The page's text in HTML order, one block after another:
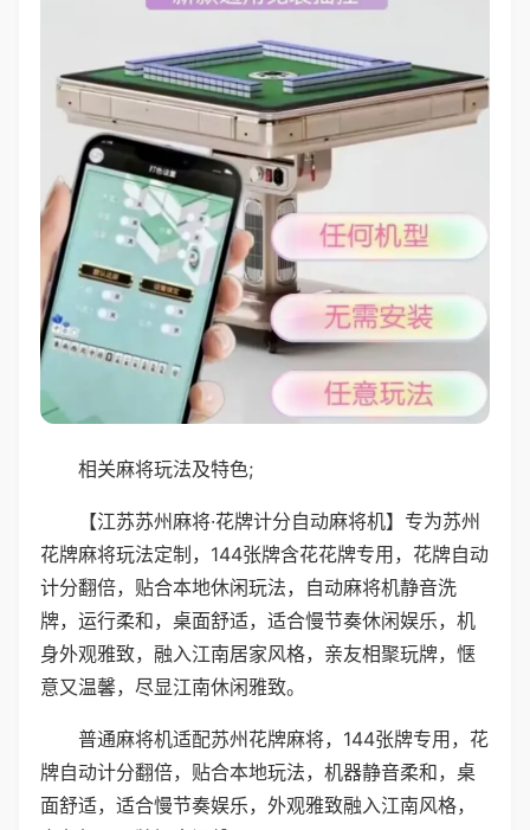
相关麻将玩法及特色;
【江苏苏州麻将·花牌计分自动麻将机】专为苏州
花牌麻将玩法定制，144张牌含花花牌专用，花牌自动
计分翻倍，贴合本地休闲玩法，自动麻将机静音洗
牌，运行柔和，桌面舒适，适合慢节奏休闲娱乐，机
身外观雅致，融入江南居家风格，亲友相聚玩牌，惬
意又温馨，尽显江南休闲雅致。
普通麻将机适配苏州花牌麻将，144张牌专用，花
牌自动计分翻倍，贴合本地玩法，机器静音柔和，桌
面舒适，适合慢节奏娱乐，外观雅致融入江南风格，